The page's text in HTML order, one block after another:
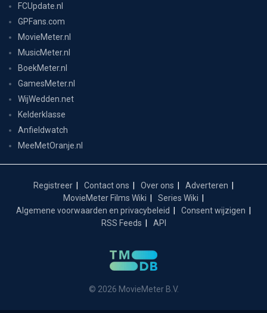
FCUpdate.nl
GPFans.com
MovieMeter.nl
MusicMeter.nl
BoekMeter.nl
GamesMeter.nl
WijWedden.net
Kelderklasse
Anfieldwatch
MeeMetOranje.nl
Registreer Contact ons Over ons
Adverteren
MovieMeter Films Wiki
Series Wiki
Algemene voorwaarden en privacybeleid
Consent wijzigen
RSS Feeds
API
© 2026 MovieMeter B.V.